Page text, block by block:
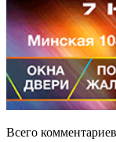
Всего